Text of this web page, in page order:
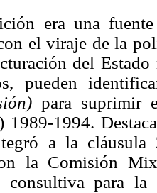
era una
el viraje de la
del
pueden
para suprimir
1989-1994.
a la
la Comisión
consultiva para la